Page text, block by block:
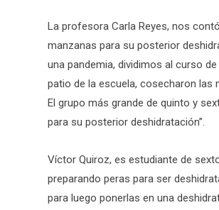
La profesora Carla Reyes, nos
manzanas para su posterior
una pandemia, dividimos al curso
patio de la escuela, cosecharon las
El grupo más grande de quinto y
para su posterior deshidratación”.
Víctor Quiroz, es estudiante de
preparando peras para ser
para luego ponerlas en una